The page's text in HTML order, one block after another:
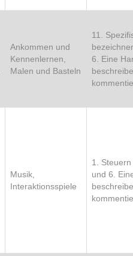
Ankommen und
Kennenlernen,
Malen und Basteln
11.
6. Eine
Musik,
Interaktionsspiele
1.
und 6.